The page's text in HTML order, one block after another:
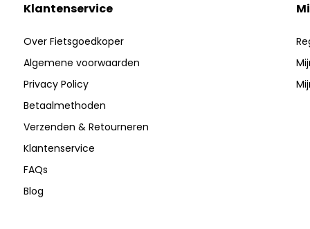
Klantenservice
Over Fietsgoedkoper
Algemene voorwaarden
Privacy Policy
Betaalmethoden
Verzenden & Retourneren
Klantenservice
FAQs
Blog